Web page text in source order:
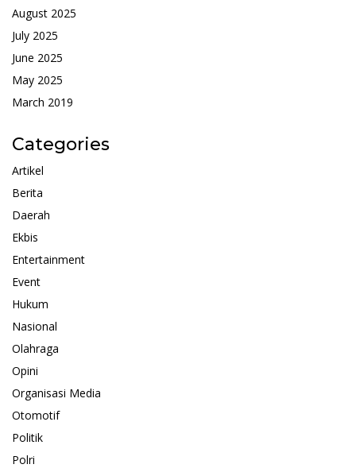
August 2025
July 2025
June 2025
May 2025
March 2019
Categories
Artikel
Berita
Daerah
Ekbis
Entertainment
Event
Hukum
Nasional
Olahraga
Opini
Organisasi Media
Otomotif
Politik
Polri